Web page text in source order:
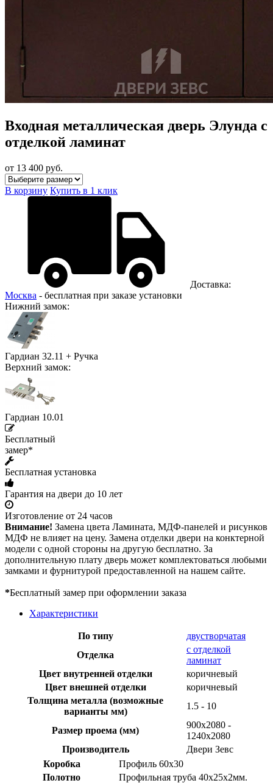
Входная металлическая дверь Элунда с
отделкой ламинат
от 13 400 руб.
В корзину Купить в 1 клик
Доставка:
Москва - бесплатная при заказе установки
Нижний замок:
Гардиан 32.11 + Ручка
Верхний замок:
Гардиан 10.01
Бесплатный
замер*
Бесплатная установка
Гарантия на двери до 10 лет
Изготовление от 24 часов
Внимание! Замена цвета Ламината, МДФ-панелей и рисунков
МДФ не влияет на цену. Замена отделки двери на конктерной
модели с одной стороны на другую бесплатно. За
дополнительную плату дверь может комплектоваться любыми
замками и фурнитурой предоставленной на нашем сайте.
*Бесплатный замер при оформлении заказа
Характеристики
По типу
двустворчатая
Отделка
с отделкой
ламинат
Цвет внутренней отделки
коричневый
Цвет внешней отделки
коричневый
Толщина металла (возможные
варианты мм)
1.5 - 10
Размер проема (мм)
900х2080 -
1240х2080
Производитель
Двери Зевс
Коробка
Профиль 60х30
Полотно
Профильная труба 40х25х2мм.